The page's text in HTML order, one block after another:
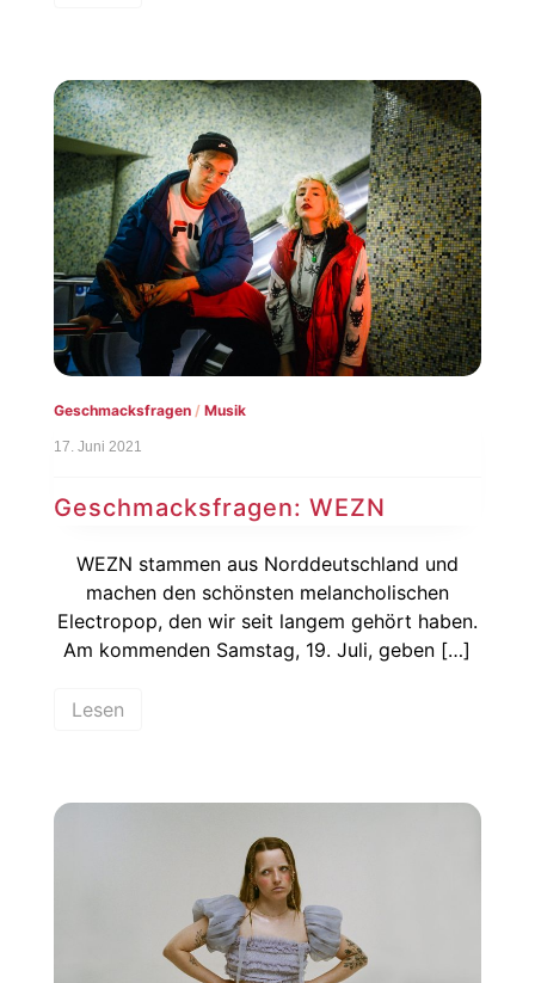
Geschmacksfragen/ Musik
17. Juni 2021
Geschmacksfragen: WEZN
WEZN stammen aus Norddeutschland und
machen den schönsten melancholischen
Electropop, den wir seit langem gehört haben.
Am kommenden Samstag, 19. Juli, geben […]
Lesen